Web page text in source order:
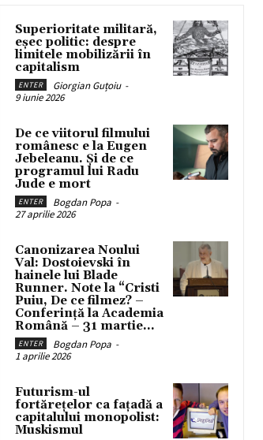
Superioritate militară,
eșec politic: despre
limitele mobilizării în
capitalism
ENTER Giorgian Guțoiu -
9 iunie 2026
De ce viitorul filmului
românesc e la Eugen
Jebeleanu. Și de ce
programul lui Radu
Jude e mort
ENTER Bogdan Popa -
27 aprilie 2026
Canonizarea Noului
Val: Dostoievski în
hainele lui Blade
Runner. Note la “Cristi
Puiu, De ce filmez? –
Conferință la Academia
Română – 31 martie...
ENTER Bogdan Popa -
1 aprilie 2026
Futurism-ul
fortărețelor ca fațadă a
capitalului monopolist:
Muskismul